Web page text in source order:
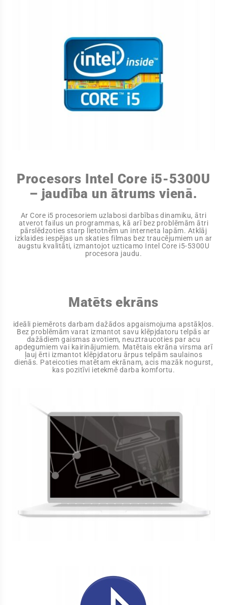
Procesors Intel Core i5-5300U
– jaudība un ātrums vienā.
Ar Core i5 procesoriem uzlabosi darbības dinamiku, ātri
atverot failus un programmas, kā arī bez problēmām ātri
pārslēdzoties starp lietotnēm un interneta lapām. Atklāj
izklaides iespējas un skaties filmas bez traucējumiem un ar
augstu kvalitāti, izmantojot uzticamo Intel Core i5-5300U
procesora jaudu.
Matēts ekrāns
ideāli piemērots darbam dažādos apgaismojuma apstākļos.
Bez problēmām varat izmantot savu klēpjdatoru telpās ar
dažādiem gaismas avotiem, neuztraucoties par acu
apdegumiem vai kairinājumiem. Matētais ekrāna virsma arī
ļauj ērti izmantot klēpjdatoru ārpus telpām saulainos
dienās. Pateicoties matētam ekrānam, acis mazāk nogurst,
kas pozitīvi ietekmē darba komfortu.